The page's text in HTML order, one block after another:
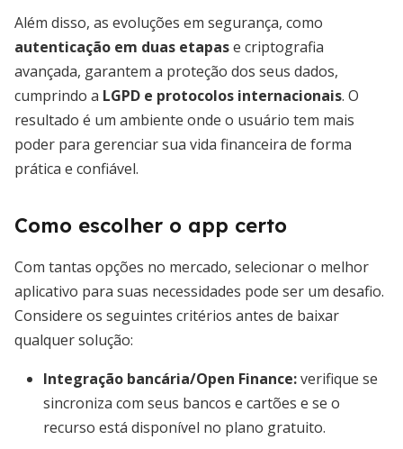
Além disso, as evoluções em segurança, como
autenticação em duas etapase criptografia
avançada, garantem a proteção dos seus dados,
cumprindo a LGPD e protocolos internacionais. O
resultado é um ambiente onde o usuário tem mais
poder para gerenciar sua vida financeira de forma
prática e confiável.
Como escolher o app certo
Com tantas opções no mercado, selecionar o melhor
aplicativo para suas necessidades pode ser um desafio.
Considere os seguintes critérios antes de baixar
qualquer solução:
Integração bancária/Open Finance:verifique se
sincroniza com seus bancos e cartões e se o
recurso está disponível no plano gratuito.